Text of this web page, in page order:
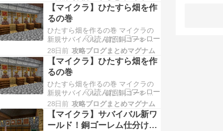
せました。 それぞれ9マス×18マス
ぶんで作っているのでスペースは十
分です。これ4種類分を地下掘って
さらに土置いてってのは意外に時間
かかるもんで。。。さすがに疲れた
（汗） まぁ、実はビー…
【マイクラ】ひたすら畑を作
るの巻
ひたすら畑を作るの巻 マイクラの
新規サバイバル。 前回銅ゴーレム
の仕分け倉庫を作りましたが、1段
目のチェストに何が入っているのか
直感的にわかりにくいなぁと感じた
ので、1マス下を掘って1段目チェス
トに何が入っているかを示す額縁を
設置しました。 うん、こっちのほ
うがいいね。上側の額縁…
28日前 攻略ブログまとめマグナム
【マイクラ】ひたすら畑を作
るの巻
ひたすら畑を作るの巻 マイクラの
新規サバイバル。 前回銅ゴーレム
の仕分け倉庫を作りましたが、1段
目のチェストに何が入っているのか
直感的にわかりにくいなぁと感じた
ので、1マス下を掘って1段目チェス
28日前 攻略ブログまとめマグナム
【マイクラ】サバイバル新ワ
ールド！銅ゴーレム仕分け初